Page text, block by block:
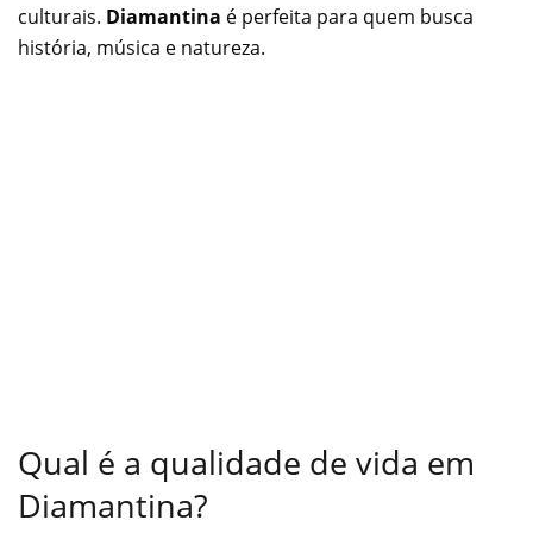
culturais. Diamantina é perfeita para quem busca
história, música e natureza.
Qual é a qualidade de vida em
Diamantina?